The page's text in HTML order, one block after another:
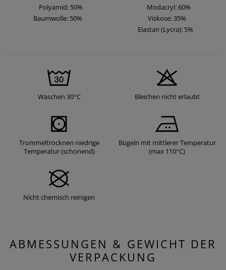
Polyamid: 50%
Baumwolle: 50%
Modacryl: 60%
Viskose: 35%
Elastan (Lycra): 5%
Waschen 30°C Bleichen nicht erlaubt
Trommeltrocknen niedrige
Temperatur (schonend)
Bügeln mit mittlerer Temperatur
(max 110°C)
Nicht chemisch reinigen
ABMESSUNGEN & GEWICHT DER
VERPACKUNG